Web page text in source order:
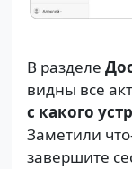
В разделе
видны все
с какого
Заметили
завершите